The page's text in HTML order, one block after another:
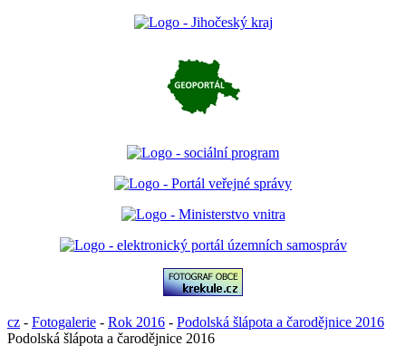
cz - Fotogalerie - Rok 2016 - Podolská šlápota a čarodějnice 2016
Podolská šlápota a čarodějnice 2016